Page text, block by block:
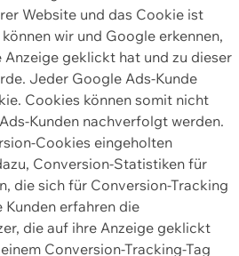
Website und das Cookie ist
wir und Google erkennen,
geklickt hat und zu dieser
Jeder Google Ads-Kunde
Cookies können somit nicht
Kunden nachverfolgt werden.
Cookies eingeholten
Conversion-Statistiken für
die sich für Conversion-Tracking
Kunden erfahren die
die auf ihre Anzeige geklickt
Conversion-Tracking-Tag